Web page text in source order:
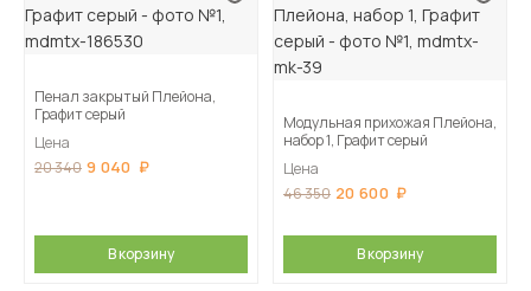
Пенал закрытый Плейона,
Графит серый
Цена
20 340 9 040
В корзину
Модульная прихожая Плейона,
набор 1, Графит серый
Цена
46 350 20 600
В корзину